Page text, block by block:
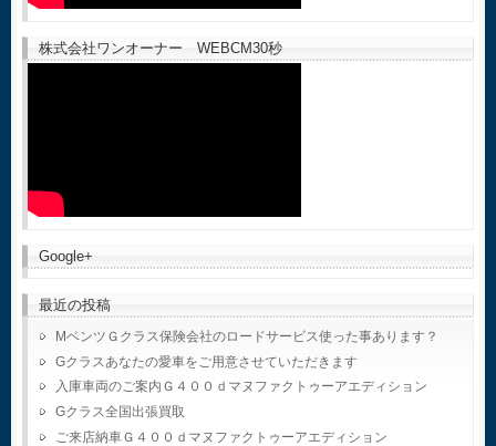
株式会社ワンオーナー WEBCM30秒
Google+
最近の投稿
MベンツＧクラス保険会社のロードサービス使った事あります？
Gクラスあなたの愛車をご用意させていただきます
入庫車両のご案内Ｇ４００ｄマヌファクトゥーアエディション
Gクラス全国出張買取
ご来店納車Ｇ４００ｄマヌファクトゥーアエディション